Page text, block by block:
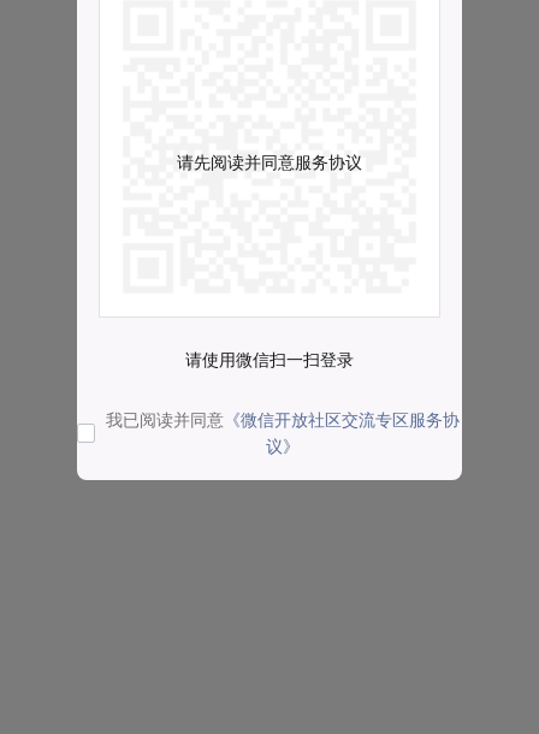
请先阅读并同意服务协议
请使用微信扫一扫登录
我已阅读并同意 《微信开放社区交流专区服务协
议》